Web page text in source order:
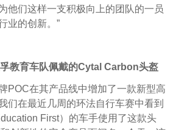
他们这样一支积极向上的团队的一员
业的创新。”
教育车队佩戴的Cytal Carbon头盔
POC在其产品线中增加了一款新型高
们在最近几周的环法自行车赛中看到
First）的车手使用了这款头